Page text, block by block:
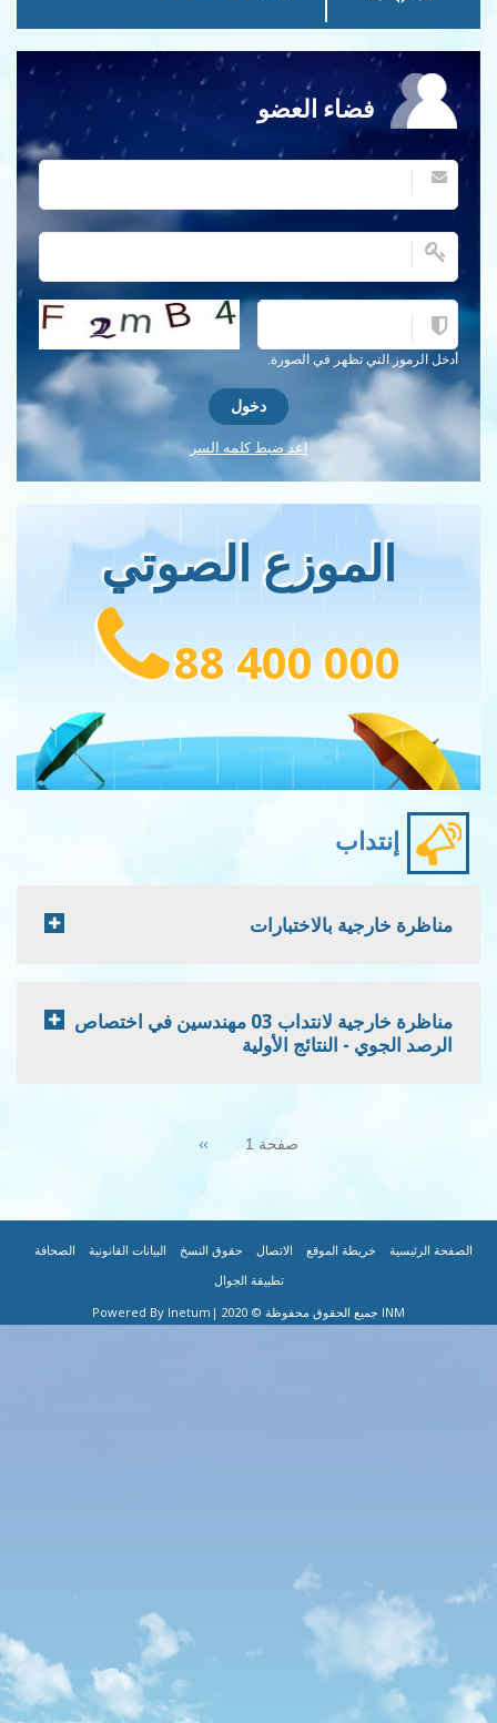
فضاء العضو
الرموز التي تظهر في الصورة.
احصل على كلمة التحقق جديدة!
اعد ضبط كلمه السر
الموزع الصوتي
88 400 000
إنتداب
خارجية بالاختبارات
مناظرة خارجية لانتداب 03 مهندسين في اختصاص
الجوي - النتائج الأولية
Next
››
|خريطة الموقع|الاتصال| حقوق النسخ|البيانات القانونية|الصحافة|
تطبيقة الجوال
|Powered By Inetum